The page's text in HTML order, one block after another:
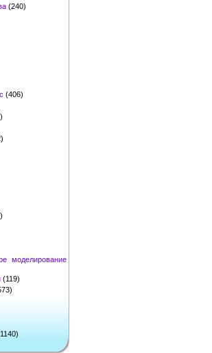
(240)
(406)
моделирование
(119)